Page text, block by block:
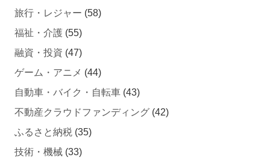
旅行・レジャー (58)
福祉・介護 (55)
融資・投資 (47)
ゲーム・アニメ (44)
自動車・バイク・自転車 (43)
不動産クラウドファンディング (42)
ふるさと納税 (35)
技術・機械 (33)